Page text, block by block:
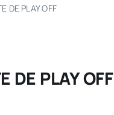
DE PLAY OFF
DE PLAY OFF